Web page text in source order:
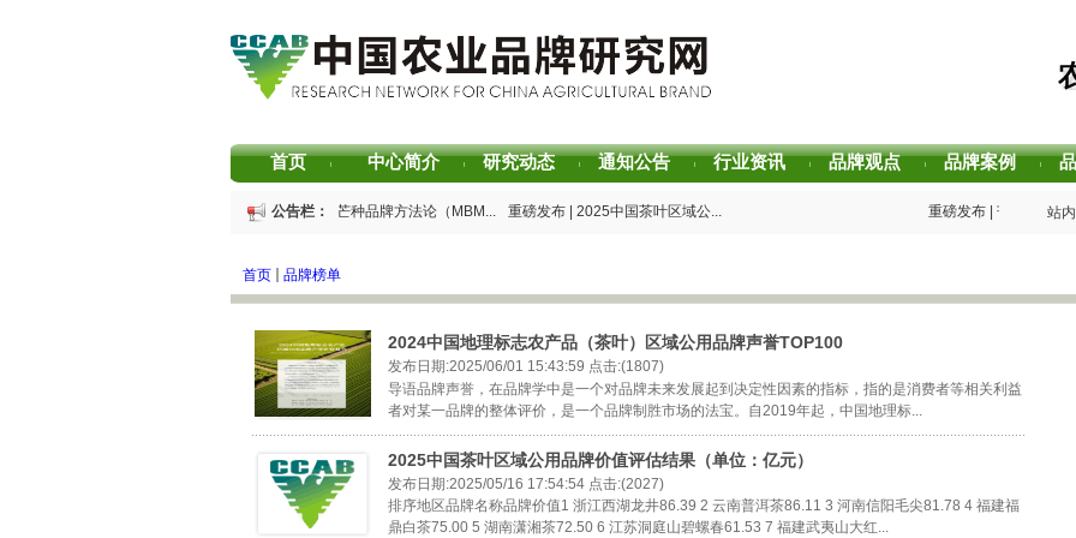
首页 | 中心简介 | 研究动态 | 通知公告 | 行业资讯 | 品牌观点 | 品牌案例 |
公告栏：
重磅发布 | 芒种品牌方法论（MBM...
重磅发布 | 2025中国茶叶区域公...
重磅发布 | 芒种品牌方
站
首页 品牌榜单
2024中国地理标志农产品（茶叶）区域公用品牌声誉TOP100
发布日期:2025/06/01 15:43:59 点击:(1807)
导语品牌声誉，在品牌学中是一个对品牌未来发展起到决定性因素的指标，指的是消费者等相关利益
者对某一品牌的整体评价，是一个品牌制胜市场的法宝。自2019年起，中国地理标...
2025中国茶叶区域公用品牌价值评估结果（单位：亿元）
发布日期:2025/05/16 17:54:54 点击:(2027)
排序地区品牌名称品牌价值1 浙江西湖龙井86.39 2 云南普洱茶86.11 3 河南信阳毛尖81.78 4 福建福
鼎白茶75.00 5 湖南潇湘茶72.50 6 江苏洞庭山碧螺春61.53 7 福建武夷山大红...